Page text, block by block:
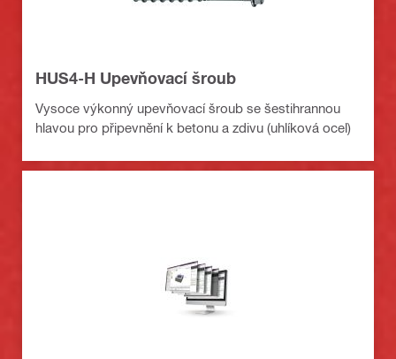
HUS4-H Upevňovací šroub
Vysoce výkonný upevňovací šroub se šestihrannou
hlavou pro připevnění k betonu a zdivu (uhlíková ocel)